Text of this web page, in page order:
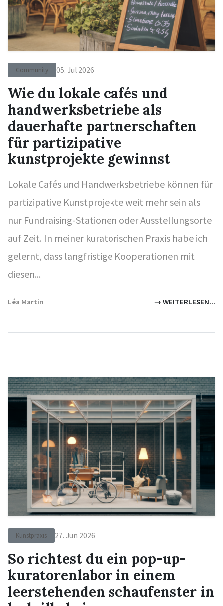
Community 05. Jul 2026
Wie du lokale cafés und
handwerksbetriebe als
dauerhafte partnerschaften
für partizipative
kunstprojekte gewinnst
Lokale Cafés und Handwerksbetriebe können für
partizipative Kunstprojekte weit mehr sein als
nur Fundraising-Stationen oder Ausstellungsorte
auf Zeit. In meiner kuratorischen Praxis habe ich
gelernt, dass langfristige Kooperationen mit
diesen...
Léa Martin → WEITERLESEN...
Kunstpraxis 27. Jun 2026
So richtest du ein pop-up-
kuratorenlabor in einem
leerstehenden schaufenster in